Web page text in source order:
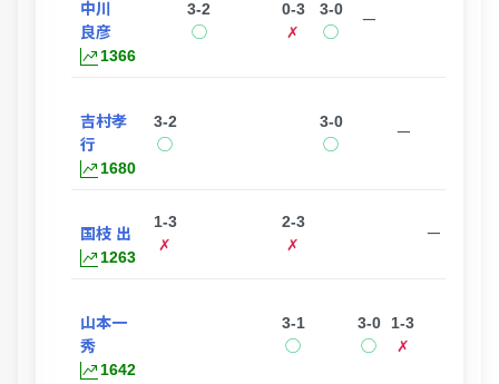
中川
良彦
1366
3-2
◯
0-3
✗
3-0
◯
ー
吉村孝
行
1680
3-2
◯
3-0
◯
ー
国枝 出
1263
1-3
✗
2-3
✗
ー
山本一
秀
1642
3-1
◯
3-0
◯
1-3
✗